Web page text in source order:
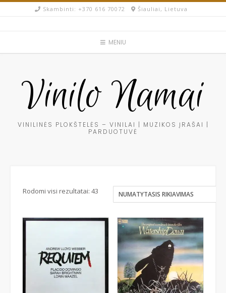
Skip
Skambinti: +370 616 70072​ Šiauliai, Lietuva
MENIU
Vinilo Namai
VINILINĖS PLOKŠTELĖS – VINILAI | MUZIKOS ĮRAŠAI |
PARDUOTUVĖ
Rodomi visi rezultatai: 43